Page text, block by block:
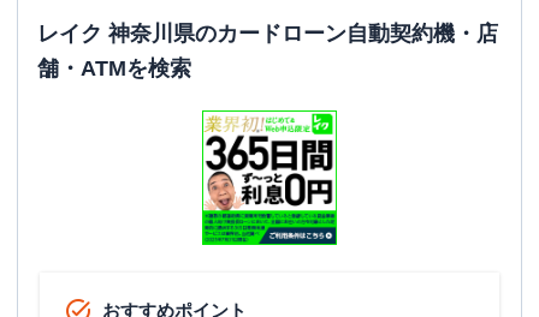
レイク 神奈川県のカードローン自動契約機・店
舗・ATMを検索
おすすめポイント